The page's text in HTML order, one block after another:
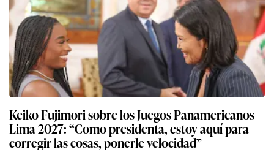
Keiko Fujimori sobre los Juegos Panamericanos
Lima 2027: “Como presidenta, estoy aquí para
corregir las cosas, ponerle velocidad”